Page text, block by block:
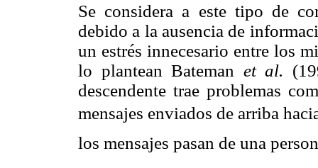
Se considera a este tipo de
debido a la ausencia de
un estrés innecesario entre los
lo plantean Bateman et al.
descendente trae problemas
mensajes enviados de arriba
los mensajes pasan de una